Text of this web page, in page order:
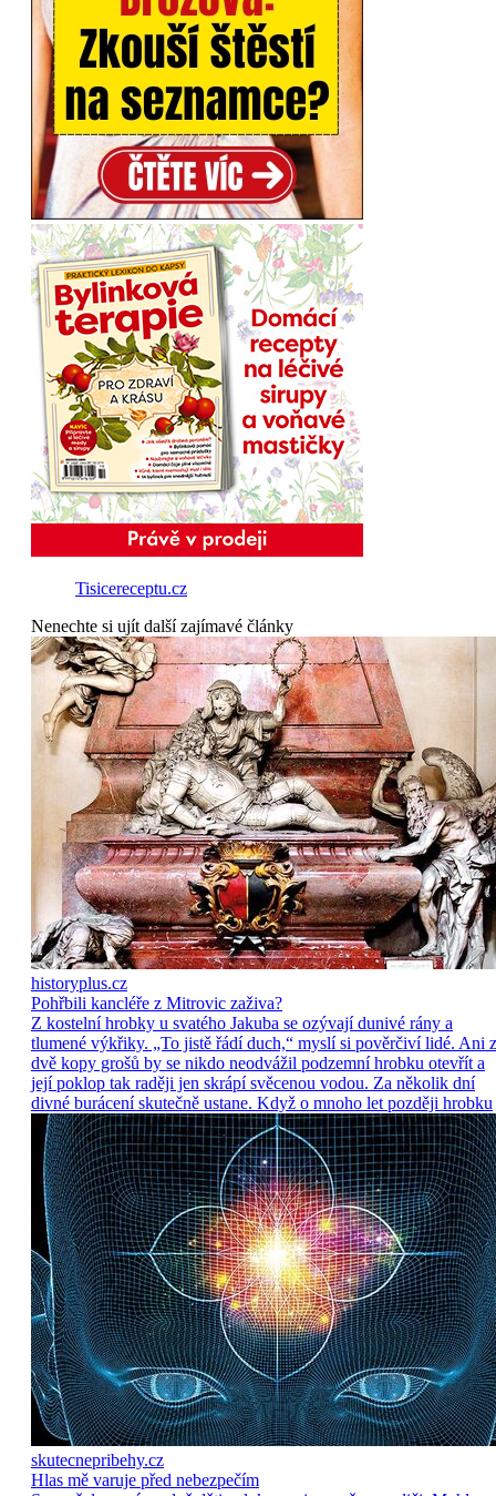
Tisicereceptu.cz
Nenechte si ujít další zajímavé články
historyplus.cz
Pohřbili kancléře z Mitrovic zaživa?
Z kostelní hrobky u svatého Jakuba se ozývají dunivé rány a
tlumené výkřiky. „To jistě řádí duch,“ myslí si pověrčiví lidé. Ani
dvě kopy grošů by se nikdo neodvážil podzemní hrobku otevřít a
její poklop tak raději jen skrápí svěcenou vodou. Za několik dní
divné burácení skutečně ustane. Když o mnoho let později hrobku
skutecnepribehy.cz
Hlas mě varuje před nebezpečím